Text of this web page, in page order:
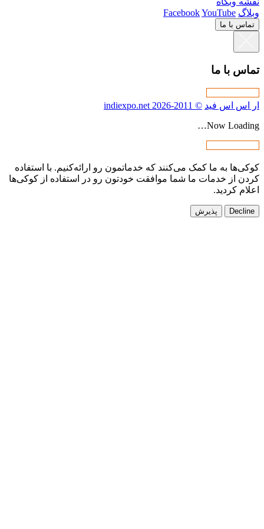
رو ارائه‌کنیم. با استفاده
خودتون رو در استفاده از کوکی‌ها